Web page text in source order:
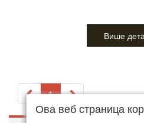
Више
1
Ова веб страница